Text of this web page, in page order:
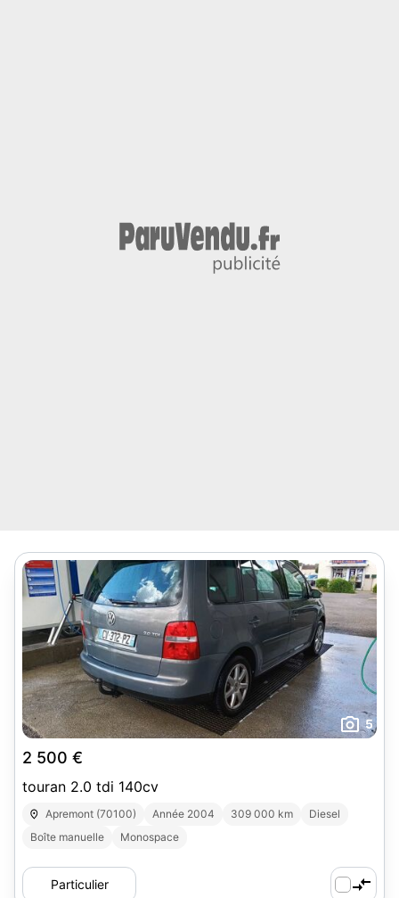
5
2 500 €
touran 2.0 tdi 140cv
Apremont (70100) Année 2004 309 000 km
Diesel
Boîte manuelle
Monospace
Particulier